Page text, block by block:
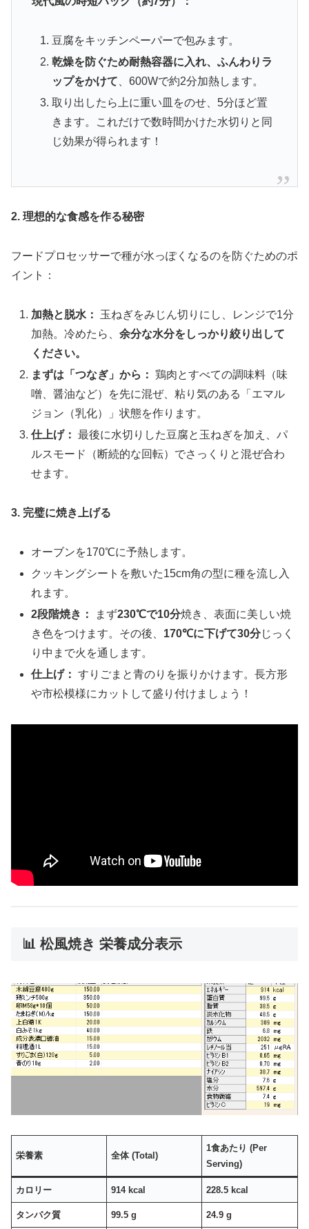
豆腐をキッチンペーパーで包みます。
乾燥を防ぐため耐熱容器に入れ、ふんわりラ
ップをかけて 、600Wで約2分加熱します。
取り出したら上に重い皿をのせ、5分ほど置
きます。これだけで数時間かけた水切りと同
じ効果が得られます！
2. 理想的な食感を作る秘密
フードプロセッサーで種が水っぽくなるのを防ぐためのポ
イント：
加熱と脱水：
玉ねぎをみじん切りにし、レンジで1分
加熱。冷めたら、余分な水分をしっかり絞り出して
ください。
まずは「つなぎ」から： 鶏肉とすべての調味料（味
噌、醤油など）を先に混ぜ、粘り気のある「エマル
ジョン（乳化）」状態を作ります。
仕上げ： 最後に水切りした豆腐と玉ねぎを加え、パ
ルスモード（断続的な回転）でさっくりと混ぜ合わ
せます。
3. 完璧に焼き上げる
オーブンを170℃に予熱します。
クッキングシートを敷いた15cm角の型に種を流し入
れます。
2段階焼き：
まず230℃で10分焼き、表面に美しい焼
き色をつけます。その後、 170℃に下げて30分じっく
り中まで火を通します。
仕上げ： すりごまと青のりを振りかけます。長方形
や市松模様にカットして盛り付けましょう！
📊 松風焼き 栄養成分表示
栄養素 全体 (Total)
1食あたり (Per
Serving)
カロリー 914 kcal 228.5 kcal
タンパク質 99.5 g 24.9 g